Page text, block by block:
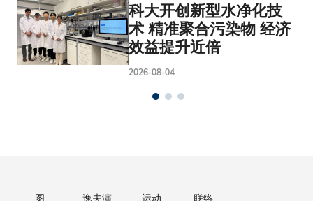
科大开创新型水净化技
术 精准聚合污染物 经济
效益提升近倍
2026-08-04
图
逸夫演
运动
联络